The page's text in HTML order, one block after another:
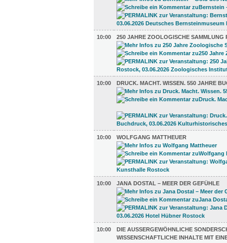
10:00 250 JAHRE ZOOLOGISCHE SAMMLUNG
10:00 DRUCK. MACHT. WISSEN. 550 JAHRE
10:00 WOLFGANG MATTHEUER
10:00 JANA DOSTAL – MEER DER GEFÜHLE
10:00
DIE AUSSERGEWÖHNLICHE
ISSENSCHAFTLICHE INHALTE MIT